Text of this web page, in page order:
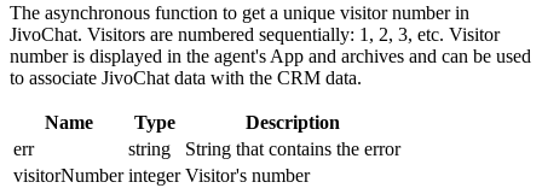
The asynchronous function to get a unique visitor number in
JivoChat. Visitors are numbered sequentially: 1, 2, 3, etc. Visitor
number is displayed in the agent's App and archives and can be used
to associate JivoChat data with the CRM data.
Name Type
Description
err
string
String that contains the error
visitorNumber integer Visitor's number